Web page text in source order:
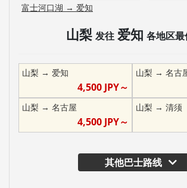
富士河口湖 → 爱知
山梨 发往 爱知 各地区
山梨 → 爱知
4,500JPY～
山梨 → 名古
山梨 → 名古屋
4,500JPY～
山梨 → 清须
其他巴士路线